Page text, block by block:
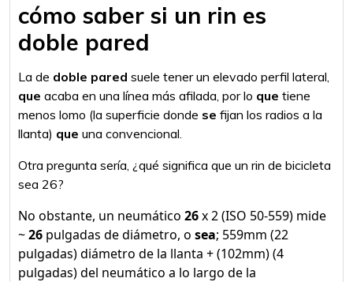
cómo saber si un rin es
doble pared
La de doble pared suele tener un elevado perfil lateral,
que acaba en una línea más afilada, por lo que tiene
menos lomo (la superficie donde se fijan los radios a la
llanta) que una convencional.
Otra pregunta sería, ¿qué significa que un rin de bicicleta
sea 26?
No obstante, un neumático 26x 2 (ISO 50-559) mide
~26 pulgadas de diámetro, o sea; 559mm (22
pulgadas) diámetro de la llanta + (102mm) (4
pulgadas) del neumático a lo largo de la